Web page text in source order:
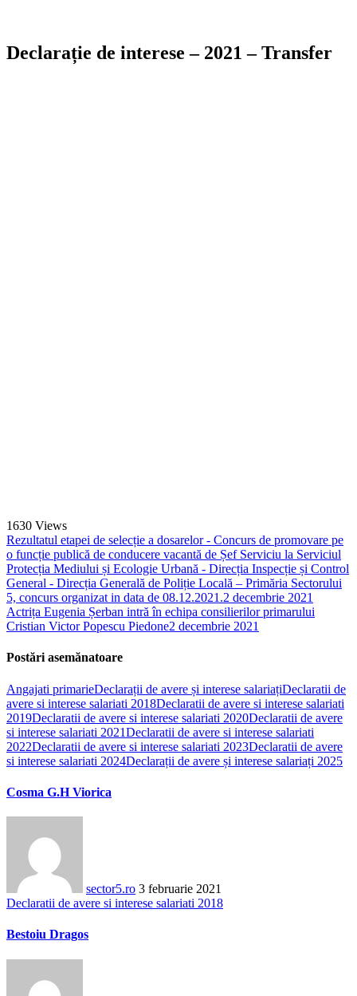
Declarație de interese – 2021 – Transfer
1630 Views
Rezultatul etapei de selecție a dosarelor - Concurs de promovare pe
o funcție publică de conducere vacantă de Șef Serviciu la Serviciul
Protecția Mediului și Ecologie Urbană - Direcția Inspecție și Control
General - Direcția Generală de Poliție Locală – Primăria Sectorului
5, concurs organizat in data de 08.12.2021.2 decembrie 2021
Actrița Eugenia Șerban intră în echipa consilierilor primarului
Cristian Victor Popescu Piedone2 decembrie 2021
Postări asemănatoare
Angajati primarieDeclarații de avere și interese salariațiDeclaratii de
avere si interese salariati 2018Declaratii de avere si interese salariati
2019Declaratii de avere si interese salariati 2020Declaratii de avere
si interese salariati 2021Declaratii de avere si interese salariati
2022Declaratii de avere si interese salariati 2023Declaratii de avere
si interese salariati 2024Declarații de avere și interese salariați 2025
Cosma G.H Viorica
sector5.ro 3 februarie 2021
Declaratii de avere si interese salariati 2018
Bestoiu Dragos